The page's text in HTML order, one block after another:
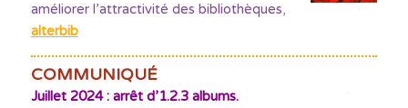
améliorer l’attractivité des bibliothèques,
alterbib
COMMUNIQUÉ
Juillet 2024 : arrêt d’1.2.3 albums.